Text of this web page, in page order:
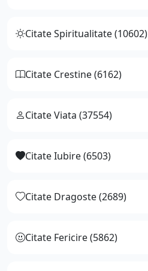
Citate Spiritualitate (10602)
Citate Crestine (6162)
Citate Viata (37554)
Citate Iubire (6503)
Citate Dragoste (2689)
Citate Fericire (5862)